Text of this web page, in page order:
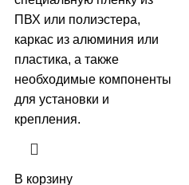
ПВХ или полиэстера,
каркас из алюминия или
пластика, а также
необходимые компоненты
для установки и
крепления.
В корзину